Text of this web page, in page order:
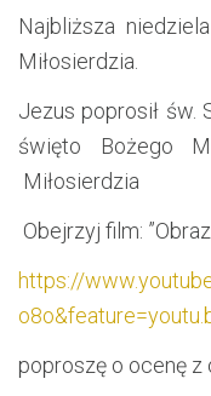
Najbliższa
Miłosierdzia.
Jezus poprosił św.
święto Bożego
Miłosierdzia
Obejrzyj film:
https://
poproszę o ocenę z